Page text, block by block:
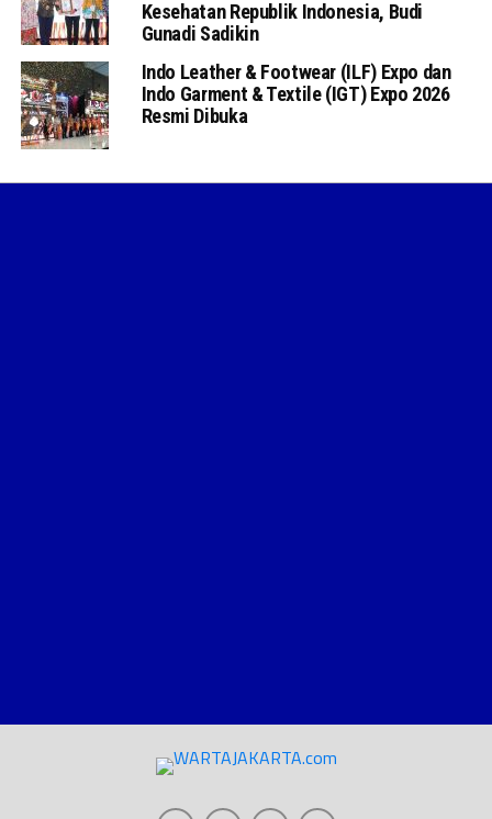
Kesehatan Republik Indonesia, Budi
Gunadi Sadikin
Indo Leather & Footwear (ILF) Expo dan
Indo Garment & Textile (IGT) Expo 2026
Resmi Dibuka